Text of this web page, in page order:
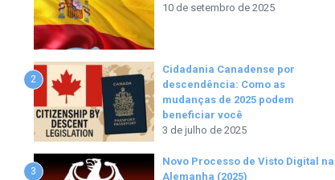
10 de setembro de 2025
2
Cidadania Canadense por
descendência: Como as
mudanças de 2025 podem
beneficiar você
3 de julho de 2025
3
Novo Processo de Visto Digital na
Alemanha (2025)